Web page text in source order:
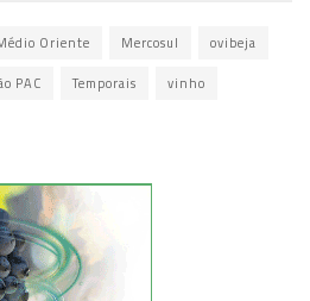
Oriente Mercosul ovibeja
PAC Temporais vinho